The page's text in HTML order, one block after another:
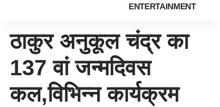
ENTERTAINMENT
ठाकुर अनुकूल चंद्र का
137 वां जन्मदिवस
कल,विभिन्न कार्यक्रम